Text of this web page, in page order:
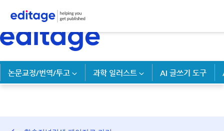
논문교정/번역/투고 과학 일러스트 AI 글쓰기 도구